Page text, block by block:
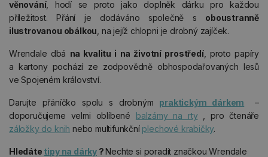
věnování, hodí se proto jako doplněk dárku pro každou
příležitost. Přání je dodáváno společně s oboustranně
ilustrovanou obálkou , na jejíž chlopni je drobný zajíček.
Wrendale dbá na kvalitu i na životní prostředí, proto papíry
a kartony pochází ze zodpovědně obhospodařovaných lesů
ve Spojeném království.
Darujte přáníčko spolu s drobným praktickým dárkem
–
doporučujeme velmi oblíbené balzámy na rty, pro čtenáře
záložky do knih nebo multifunkční plechové krabičky.
Hledáte tipy na dárky?Nechte si poradit značkou Wrendale